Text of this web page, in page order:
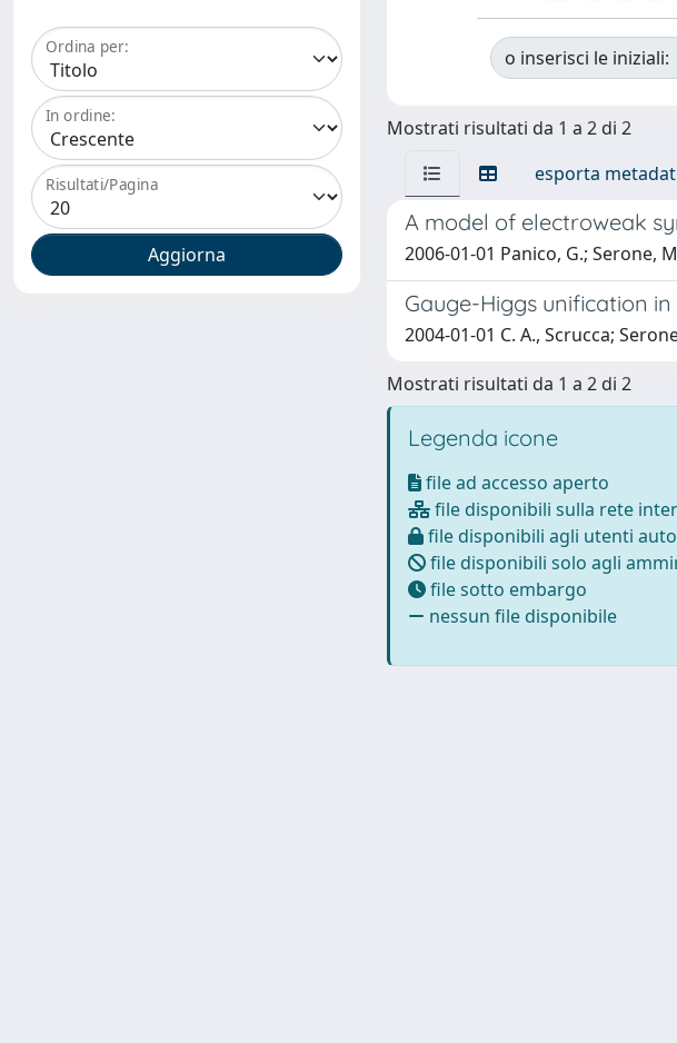
Ordina per:
In ordine:
Risultati/Pagina
o inserisci le iniziali:
Mostrati risultati da 1 a 2 di 2
esporta
A model of electroweak
2006-01-01 Panico, G.; Serone,
Gauge-Higgs unification
2004-01-01 C. A., Scrucca;
Mostrati risultati da 1 a 2 di 2
Legenda icone
file ad accesso aperto
file disponibili sulla rete
file disponibili agli utenti
file disponibili solo agli
file sotto embargo
nessun file disponibile